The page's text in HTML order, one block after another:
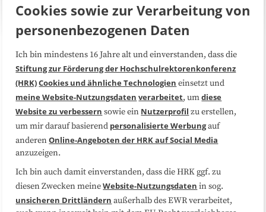
Über uns FAQ
Medienarbeit Kooperationen
Datenschutzerklärung Impressum
Sitemap
Folgen Sie uns
Cookies sowie zur Verarbeitung von
personenbezogenen Daten
Ich bin mindestens 16 Jahre alt und einverstanden, dass die
Stiftung zur Förderung der Hochschulrektorenkonferenz
(HRK)Cookies und ähnliche Technologien einsetzt und
meine Website-Nutzungsdaten verarbeitet, umdiese
Website zu verbessern sowie ein Nutzerprofil zu erstellen,
um mir darauf basierend personalisierte Werbungauf
anderenOnline-Angeboten der HRK auf Social Media
anzuzeigen.
Ich bin auch damit einverstanden, dass die HRK ggf. zu
diesen Zwecken meineWebsite-Nutzungsdaten in sog.
unsicheren Drittländern außerhalb des EWR verarbeitet,